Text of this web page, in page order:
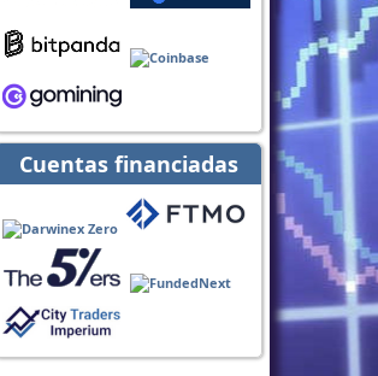
Cuentas financiadas